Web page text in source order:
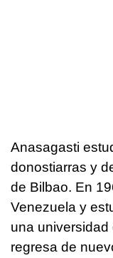
Anasagasti
donostiarras y
de Bilbao. En
Venezuela y
una
regresa de